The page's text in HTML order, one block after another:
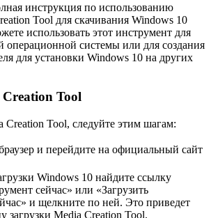
инструкция по использованию
Tool для скачивания Windows 10
использовать этот инструмент для
операционной системы или для создания
для установки Windows 10 на других
Tool
Creation Tool, следуйте этим шагам:
и перейдите на официальный сайт
Windows 10 найдите ссылку
сейчас» или «Загрузить
и щелкните по ней. Это приведет
загрузки Media Creation Tool.